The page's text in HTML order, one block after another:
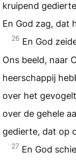
kruipend
En God zag, dat
26 En God
Ons beeld, naar
heerschappij
over het
over de gehele
gedierte, dat op
27 En God